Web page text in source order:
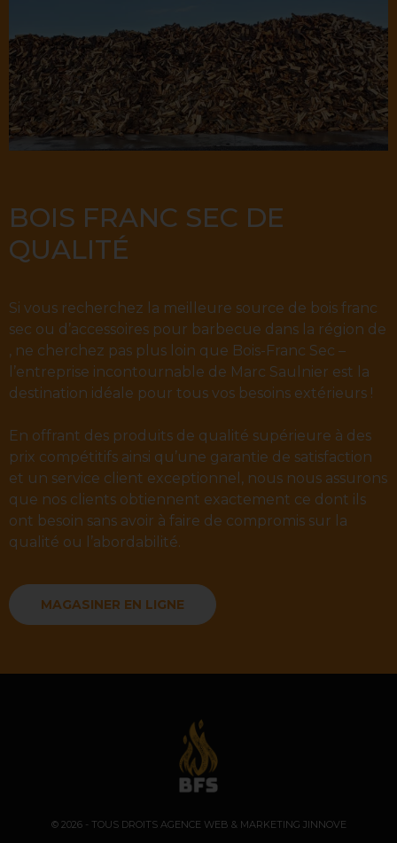
BOIS FRANC SEC DE
QUALITÉ
Si vous recherchez la meilleure source de bois franc
sec ou d’accessoires pour barbecue dans la région de
, ne cherchez pas plus loin que Bois-Franc Sec –
l’entreprise incontournable de Marc Saulnier est la
destination idéale pour tous vos besoins extérieurs !
En offrant des produits de qualité supérieure à des
prix compétitifs ainsi qu’une garantie de satisfaction
et un service client exceptionnel, nous nous assurons
que nos clients obtiennent exactement ce dont ils
ont besoin sans avoir à faire de compromis sur la
qualité ou l’abordabilité.
MAGASINER EN LIGNE
© 2026 - TOUS DROITS AGENCE WEB & MARKETING JINNOVE